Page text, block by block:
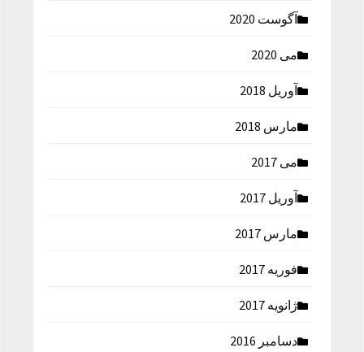
آگوست 2020
می 2020
آوریل 2018
مارس 2018
می 2017
آوریل 2017
مارس 2017
فوریه 2017
ژانویه 2017
دسامبر 2016